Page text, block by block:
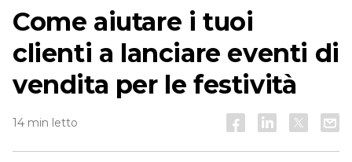
Come aiutare i tuoi
clienti a lanciare eventi di
vendita per le festività
14 min letto